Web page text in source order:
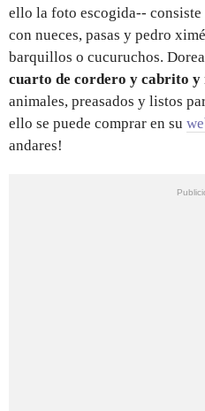
ello la foto escogida-- consiste
con nueces, pasas y pedro
barquillos o cucuruchos.
cuarto de cordero y cabrito
animales, preasados y listos
ello se puede comprar en su
andares!